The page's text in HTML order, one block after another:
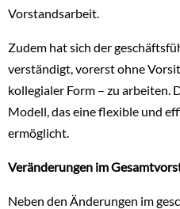
Vorstandsarbeit.
Zudem hat sich der
verständigt, vorerst ohne
kollegialer Form – zu arbeiten.
Modell, das eine flexible und
ermöglicht.
Veränderungen im
Neben den Änderungen im